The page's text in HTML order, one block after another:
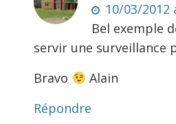
10/03/2012
Bel exemple
servir une surveillance
Bravo
Alain
Répondre